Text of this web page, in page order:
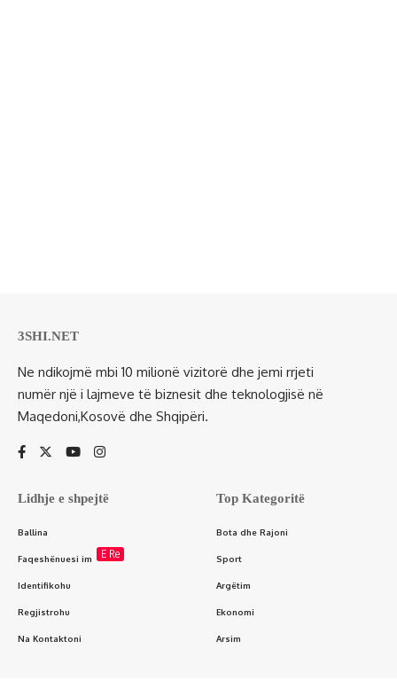
3SHI.NET
Ne ndikojmë mbi 10 milionë vizitorë dhe jemi rrjeti
numër një i lajmeve të biznesit dhe teknologjisë në
Maqedoni,Kosovë dhe Shqipëri.
Lidhje e shpejtë
Ballina
Faqeshënuesi im E Re
Identifikohu
Regjistrohu
Na Kontaktoni
Top Kategoritë
Bota dhe Rajoni
Sport
Argëtim
Ekonomi
Arsim